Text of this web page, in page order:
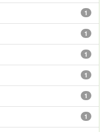
1
1
1
1
1
1